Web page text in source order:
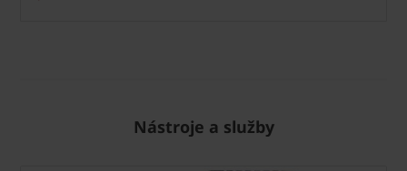
Nástroje a služby